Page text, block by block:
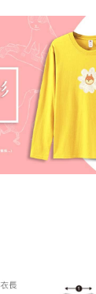
使用本公司帳單繳交
期」之契約關係目的
供予台灣大哥大進項
需資料之確認、核對
連結：
https://
消之訂單仍視為有效
後付 」之結帳頁面
款等相關疑問，請聯
提供之「AFTEE先
個人資料，並將交
覽以下網址：
申辦者引起之損失
將依據個別帳號之
該用戶之使用額度
上)免運費
)免運費
上)免運費